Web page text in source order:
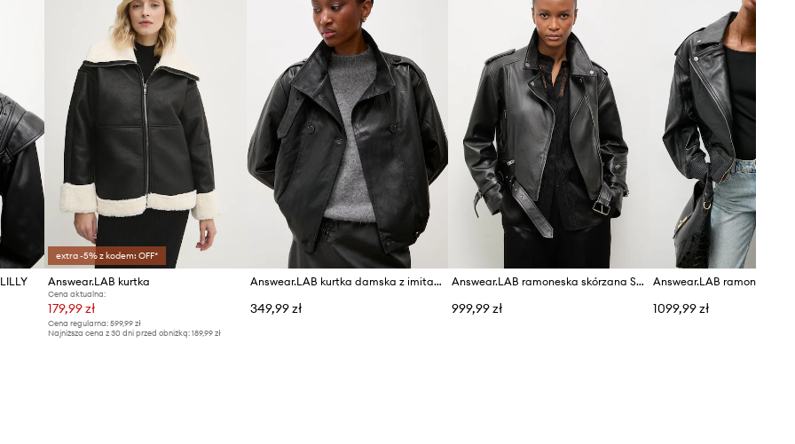
extra -5% z kodem: OFF*
Answear.LAB kurtka
Cena aktualna:
179,99 zł
Cena regularna: 599,99 zł
Najniższa cena z 30 dni przed obniżką: 189,99 zł
Answear.LAB kurtka damska z imitacji skóry
349,99 zł
Answear.LAB ramoneska skórzana SURI
999,99 zł 1099,99 zł